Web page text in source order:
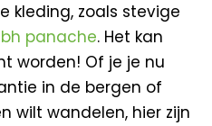
kleding, zoals stevige
panache. Het kan
worden! Of je je nu
in de bergen of
wilt wandelen, hier zijn